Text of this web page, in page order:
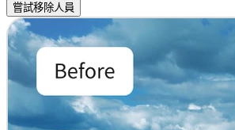
嘗試移除人員